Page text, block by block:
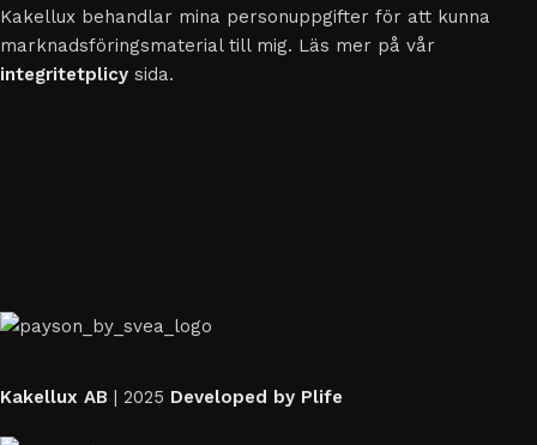
Kakellux behandlar mina personuppgifter för att kunna
marknadsföringsmaterial till mig. Läs mer på vår
integritetplicy sida.
Kakellux AB | 2025 Developed by Plife